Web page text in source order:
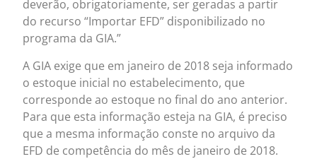
deverão, obrigatoriamente, ser geradas a partir
do recurso “Importar EFD” disponibilizado no
programa da GIA.”
A GIA exige que em janeiro de 2018 seja informado
o estoque inicial no estabelecimento, que
corresponde ao estoque no final do ano anterior.
Para que esta informação esteja na GIA, é preciso
que a mesma informação conste no arquivo da
EFD de competência do mês de janeiro de 2018.